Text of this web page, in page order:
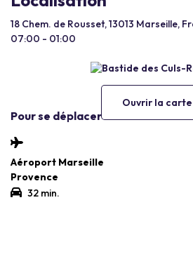
18 Chem. de Rousset, 13013 Marseille,
07:00 - 01:00
Ouvrir la carte
Pour se déplacer
Aéroport Marseille
Provence
32 min.